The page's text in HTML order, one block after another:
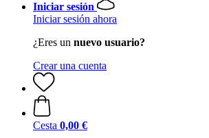
Iniciar sesión
Iniciar sesión ahora
¿Eres un nuevo usuario?
Crear una cuenta
Cesta 0,00 €